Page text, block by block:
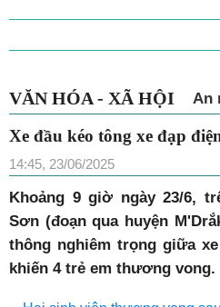
VĂN HÓA - XÃ HỘI An
Xe đầu kéo tông xe đạp
14:45, 23/06/2025
Khoảng 9 giờ ngày 23/6,
Sơn (đoạn qua huyện
thông nghiêm trọng giữa
khiến 4 trẻ em thương vong.